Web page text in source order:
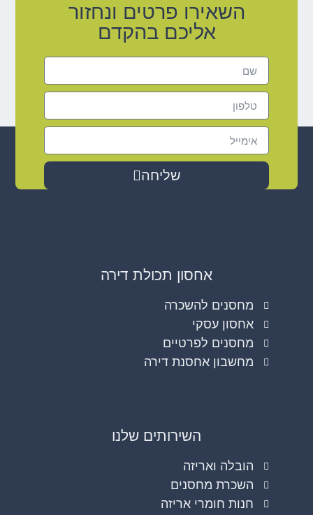
השאירו פרטים ונחזור
אליכם בהקדם
שליחה
אחסון תכולת דירה
מחסנים להשכרה
אחסון עסקי
מחסנים לפרטיים
מחשבון אחסנת דירה
השירותים שלנו
הובלה ואריזה
השכרת מחסנים
חנות חומרי אריזה